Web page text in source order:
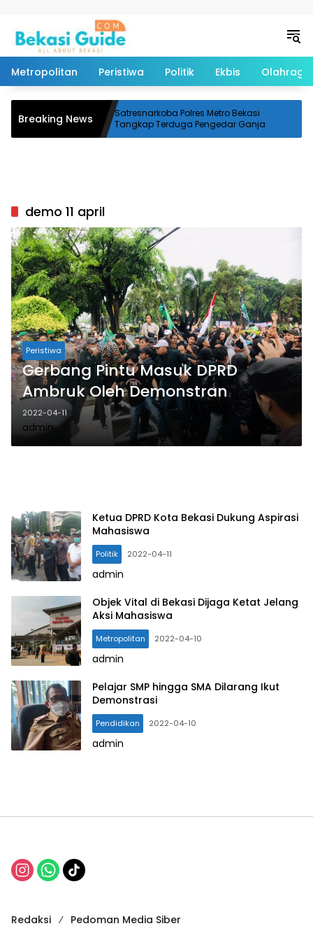
Metropolitan Peristiwa Politik Ekbis Olahraga
Breaking News
Siliwangi
Satresnarkoba Polres Metro Bekasi
Tangkap Terduga Pengedar Ganja
demo 11 april
Peristiwa
Gerbang Pintu Masuk DPRD
Ambruk Oleh Demonstran
2022-04-11
admin
Ketua DPRD Kota Bekasi Dukung Aspirasi
Mahasiswa
Politik 2022-04-11
admin
Objek Vital di Bekasi Dijaga Ketat Jelang
Aksi Mahasiswa
Metropolitan 2022-04-10
admin
Pelajar SMP hingga SMA Dilarang Ikut
Demonstrasi
Pendidikan 2022-04-10
admin
Redaksi
Pedoman Media Siber